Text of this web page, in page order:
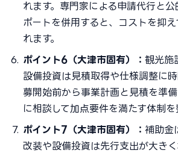
れます。専門家による申請代行と
ポートを併用すると、コストを抑
れます。
ポイント6（大津市固有）： 観光施
設備投資は見積取得や仕様調整に
募開始前から事業計画と見積を準
に相談して加点要件を満たす体制を
ポイント7（大津市固有）： 補助金
改装や設備投資は先行支出が大き